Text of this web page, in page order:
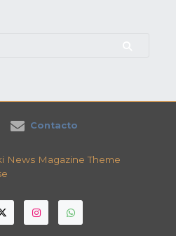
Contacto
News Magazine Theme